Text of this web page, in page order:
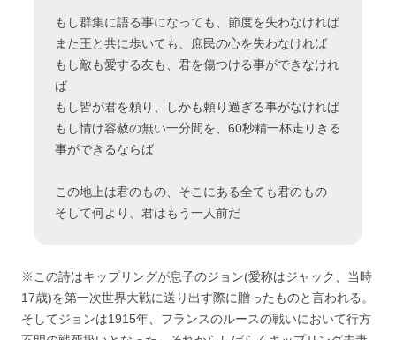
もし群集に語る事になっても、節度を失わなければ
また王と共に歩いても、庶民の心を失わなければ
もし敵も愛する友も、君を傷つける事ができなけれ
ば
もし皆が君を頼り、しかも頼り過ぎる事がなければ
もし情け容赦の無い一分間を、60秒精一杯走りきる
事ができるならば
この地上は君のもの、そこにある全ても君のもの
そして何より、君はもう一人前だ
※この詩はキップリングが息子のジョン(愛称はジャック、当時
17歳)を第一次世界大戦に送り出す際に贈ったものと言われる。
そしてジョンは1915年、フランスのルースの戦いにおいて行方